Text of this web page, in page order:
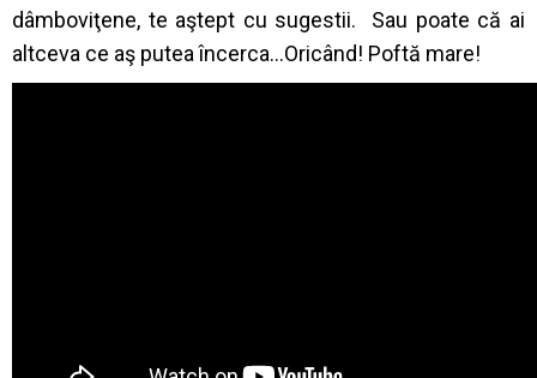
dâmboviţene, te aştept cu sugestii. Sau poate că ai
altceva ce aş putea încerca…Oricând! Poftă mare!